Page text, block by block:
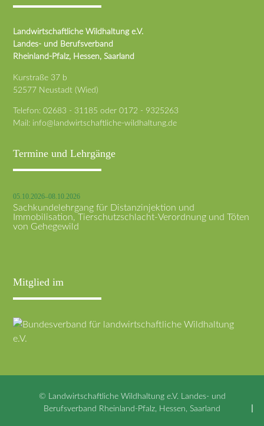
Landwirtschaftliche Wildhaltung e.V.
Landes- und Berufsverband
Rheinland-Pfalz, Hessen, Saarland
Kurstraße 37 b
52577 Neustadt (Wied)
Telefon:02683 - 31185 oder0172 - 9325263
Mail: info@landwirtschaftliche-wildhaltung.de
Termine und Lehrgänge
05.10.2026–08.10.2026
Sachkundelehrgang für Distanzinjektion und
Immobilisation, Tierschutzschlacht-Verordnung und Töten
von Gehegewild
Mitglied im
© Landwirtschaftliche Wildhaltung e.V. Landes- und
Berufsverband Rheinland-Pfalz, Hessen, Saarland